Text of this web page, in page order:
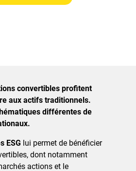
convertibles profitent
aux actifs traditionnels.
différentes de
ESG lui permet de bénéficier
dont notamment
actions et le